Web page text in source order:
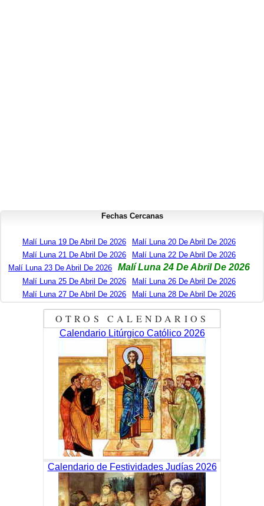
Fechas Cercanas
Malí Luna 19 De Abril De 2026
Malí Luna 20 De Abril De 2026
Malí Luna 21 De Abril De 2026
Malí Luna 22 De Abril De 2026
Malí Luna 23 De Abril De 2026
Malí Luna 24 De Abril De 2026
Malí Luna 25 De Abril De 2026
Malí Luna 26 De Abril De 2026
Malí Luna 27 De Abril De 2026
Malí Luna 28 De Abril De 2026
OTROS CALENDARIOS
Calendario Litúrgico Católico 2026
Calendario de Festividades Judías 2026